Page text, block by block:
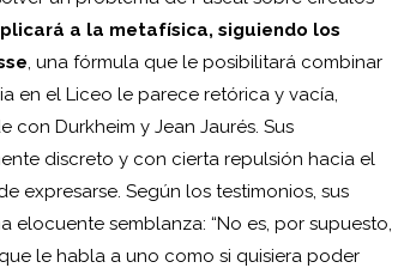
a la metafísica, siguiendo los
, una fórmula que le posibilitará combinar
en el Liceo le parece retórica y vacía,
Durkheim y Jean Jaurés. Sus
discreto y con cierta repulsión hacia el
expresarse. Según los testimonios, sus
elocuente semblanza: “No es, por supuesto,
le habla a uno como si quisiera poder